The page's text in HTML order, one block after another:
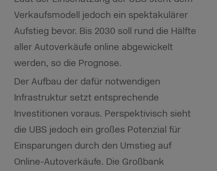
Verkaufsmodell jedoch ein spektakulärer
Aufstieg bevor. Bis 2030 soll rund die Hälfte
aller Autoverkäufe online abgewickelt
werden, so die Prognose.
Der Aufbau der dafür notwendigen
Infrastruktur setzt entsprechende
Investitionen voraus. Perspektivisch sieht
die UBS jedoch ein großes Potenzial für
Einsparungen durch den Umstieg auf
Online-Autoverkäufe. Die Großbank